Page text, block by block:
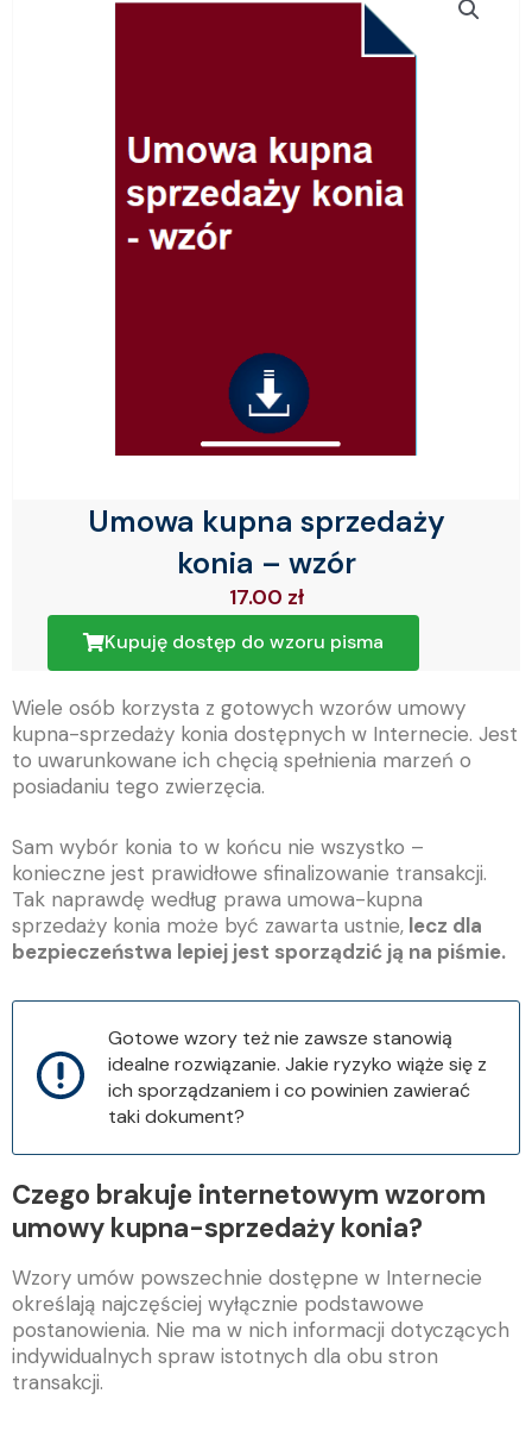
Umowa kupna sprzedaży
konia – wzór
17.00 zł
Kupuję dostęp do wzoru pisma
Wiele osób korzysta z gotowych wzorów umowy
kupna-sprzedaży konia dostępnych w Internecie. Jest
to uwarunkowane ich chęcią spełnienia marzeń o
posiadaniu tego zwierzęcia.
Sam wybór konia to w końcu nie wszystko –
konieczne jest prawidłowe sfinalizowanie transakcji.
Tak naprawdę według prawa umowa-kupna
sprzedaży konia może być zawarta ustnie, lecz dla
bezpieczeństwa lepiej jest sporządzić ją na piśmie.
Gotowe wzory też nie zawsze stanowią
idealne rozwiązanie. Jakie ryzyko wiąże się z
ich sporządzaniem i co powinien zawierać
taki dokument?
Czego brakuje internetowym wzorom
umowy kupna-sprzedaży konia?
Wzory umów powszechnie dostępne w Internecie
określają najczęściej wyłącznie podstawowe
postanowienia. Nie ma w nich informacji dotyczących
indywidualnych spraw istotnych dla obu stron
transakcji.